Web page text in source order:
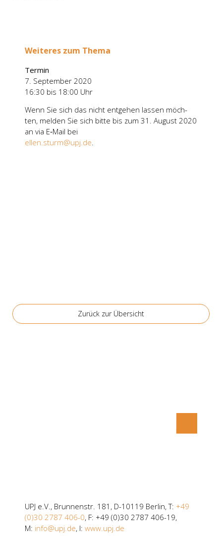
Wei­te­res zum The­ma
Ter­min
7. Sep­tem­ber 2020
16:30 bis 18:00 Uhr
Wenn Sie sich das nicht ent­ge­hen las­sen möch­
ten, mel­den Sie sich bit­te bis zum 31. August 2020
an via E‑Mail bei
ellen.sturm@upj.de.
Zurück zur Über­sicht
UPJ e.V., Brunnenstr. 181, D-10119 Berlin, T: +49
(0)30 2787 406-0, F: +49 (0)30 2787 406-19,
M: info@upj.de, I: www.upj.de